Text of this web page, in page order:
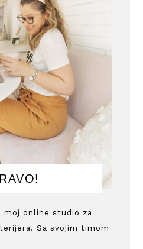
moj online studio za
Sa svojim timom